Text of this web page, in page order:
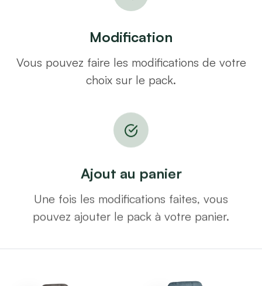
Modification
Vous pouvez faire les modifications de votre
choix sur le pack.
Ajout au panier
Une fois les modifications faites, vous
pouvez ajouter le pack à votre panier.